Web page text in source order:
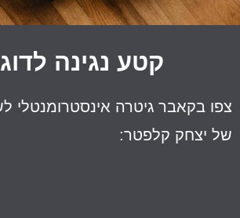
קטע נגינה
בקאבר גיטרה אינסטרומנטלי
יצחק קלפטר: